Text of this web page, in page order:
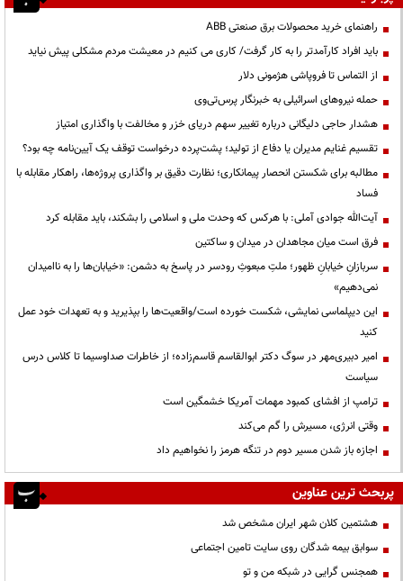
راهنمای خرید محصولات برق صنعتی ABB
باید افراد کارآمدتر را به کار گرفت/ کاری می کنیم در معیشت مردم مشکلی پیش نیاید
از التماس تا فروپاشی هژمونی دلار
حمله نیروهای اسرائیلی به خبرنگار پرس‌تی‌وی
هشدار حاجی دلیگانی درباره تغییر سهم دریای خزر و مخالفت با واگذاری امتیاز
تقسیم غنایم مدیران یا دفاع از تولید؛ پشت‌پرده درخواست توقف یک آیین‌نامه چه بود؟
مطالبه برای شکستن انحصار پیمانکاری؛ نظارت دقیق بر واگذاری پروژه‌ها، راهکار مقابله با
فساد
آیت‌الله جوادی آملی: با هرکس که وحدت ملی و اسلامی را بشکند، باید مقابله کرد
فرق است میان مجاهدان در میدان و ساکتین
سربازانِ خیابانِ ظهور؛ ملتِ مبعوثِ رودسر در پاسخ به دشمن: «خیابان‌ها را به ناامیدان
نمی‌دهیم»
این دیپلماسی نمایشی، شکست خورده است/واقعیت‌ها را بپذیرید و به تعهدات خود عمل
کنید
امیر دبیری‌مهر در سوگ دکتر ابوالقاسم قاسم‌زاده؛ از خاطرات صداوسیما تا کلاس درس
سیاست
ترامپ از افشای کمبود مهمات آمریکا خشمگین است
وقتی انرژی، مسیرش را گم می‌کند
اجازه باز شدن مسیر دوم در تنگه هرمز را نخواهیم داد
پربحث ترین عناوین
هشتمین کلان شهر ایران مشخص شد
سوابق بیمه شدگان روی سایت تامین اجتماعی
همجنس گرایی در شبکه من و تو